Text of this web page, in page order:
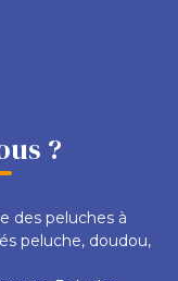
?
des peluches à
peluche, doudou,